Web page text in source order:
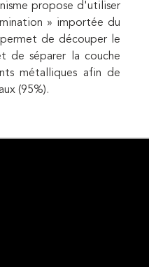
propose d'utiliser
» importée du
de découper le
de séparer la couche
métalliques afin de
(95%).